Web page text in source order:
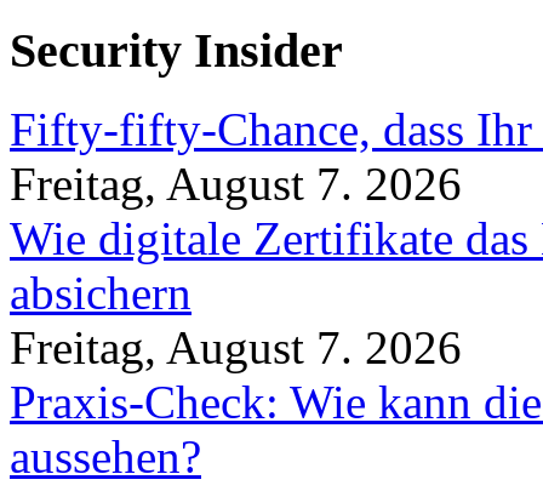
Security Insider
Fifty-fifty-Chance, dass
Freitag, August 7. 2026
Wie digitale Zertifikate
absichern
Freitag, August 7. 2026
Praxis-Check: Wie kann
aussehen?